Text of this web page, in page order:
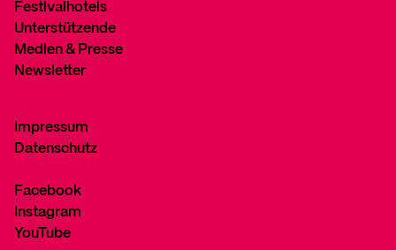
Festivalhotels
Unterstützende
Medien & Presse
Newsletter
Impressum
Datenschutz
Facebook
Instagram
YouTube